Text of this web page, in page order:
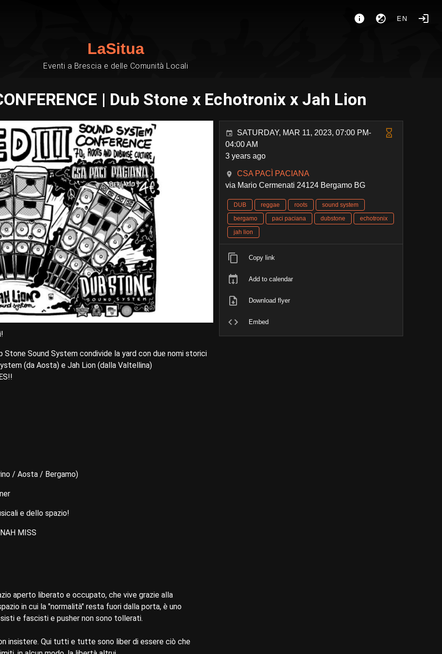
EN
LaSitua
Eventi a Brescia e delle Comunità Locali
| Dub Stone x Echotronix x Jah Lion
Sound System condivide la yard con due nomi storici
(da Aosta) e Jah Lion (dalla Valtellina)
/ Aosta / Bergamo)
e dello spazio!
MISS
aperto liberato e occupato, che vive grazie alla
in cui la "normalità" resta fuori dalla porta, è uno
e fascisti e pusher non sono tollerati.
insistere. Qui tutti e tutte sono liber di essere ciò che
SATURDAY, MAR 11, 2023, 07:00 PM-
04:00 AM
3 years ago
CSA PACÌ PACIANA
via Mario Cermenati 24124 Bergamo BG
DUB reggae roots
sound system
bergamo
paci paciana dubstone
echotronix
jah lion
Copy link
Add to calendar
Download flyer
Embed